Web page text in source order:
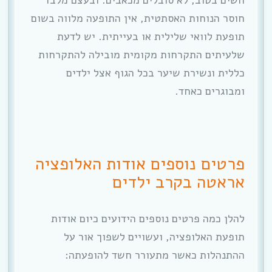
חוסר הנוחות האסתטית, אין התופעה מלווה בשום
תופעת לוואי שלילית או בעייתית. יש לדעת
שלעיתים התקרחות מקומית מובילה להתקרחות
כללית ונשירת שיער בכל הגוף אצל ילדים
ומבוגרים כאחד.
פרטים נוספים אודות האלופציה
אראטה בקרב ילדים
להלן כמה פרטים נוספים הידועים כיום אודות
תופעת האלופציה, ועשויים לשפוך אור על
ההתנהלות כאשר מתעורר חשד להופעתה: